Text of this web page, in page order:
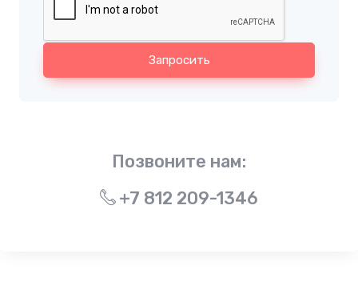
Запросить
Позвоните нам:
+7 812 209-1346